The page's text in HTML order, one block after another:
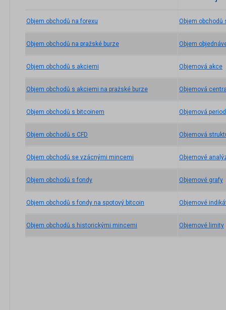
Objem obchodů na forexu
Objem obchodů na pražské burze
Objem obchodů s akciemi
Objem obchodů s akciemi na pražské burze
Objem obchodů s bitcoinem
Objem obchodů s CFD
Objem obchodů se vzácnými mincemi
Objem obchodů s fondy
Objem obchodů s fondy na spotový bitcoin
Objem obchodů s historickými mincemi
Objem obchodů
Objem
Objemová akce
Objemová
Objemová
Objemová
Objemové
Objemové grafy
Objemové
Objemové limity